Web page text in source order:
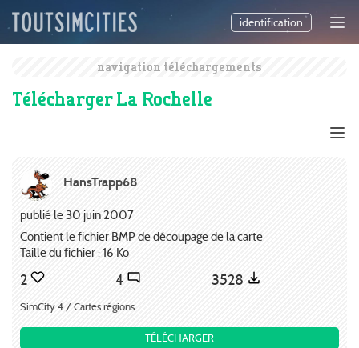
identification
navigation téléchargements
Télécharger La Rochelle
HansTrapp68
publié le 30 juin 2007
Contient le fichier BMP de découpage de la carte
Taille du fichier : 16 Ko
2 4 3528
SimCity 4 / Cartes régions
TÉLÉCHARGER